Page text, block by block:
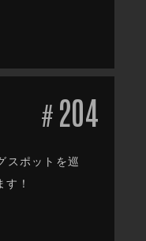
# 204
スポットを巡
！